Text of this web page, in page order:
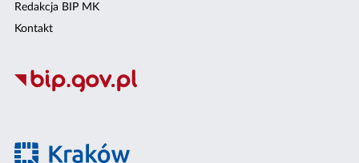
Redakcja BIP MK
Kontakt